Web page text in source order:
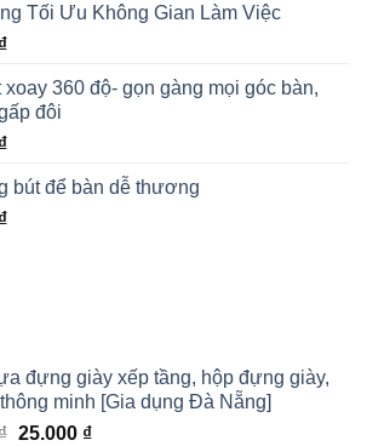
Tối Ưu Không Gian Làm Việc
₫
xoay 360 độ- gọn gàng mọi góc bàn,
đôi
₫
bút để bàn dễ thương
₫
đựng giày xếp tầng, hộp đựng giày,
minh [Gia dụng Đà Nẵng]
25.000 ₫